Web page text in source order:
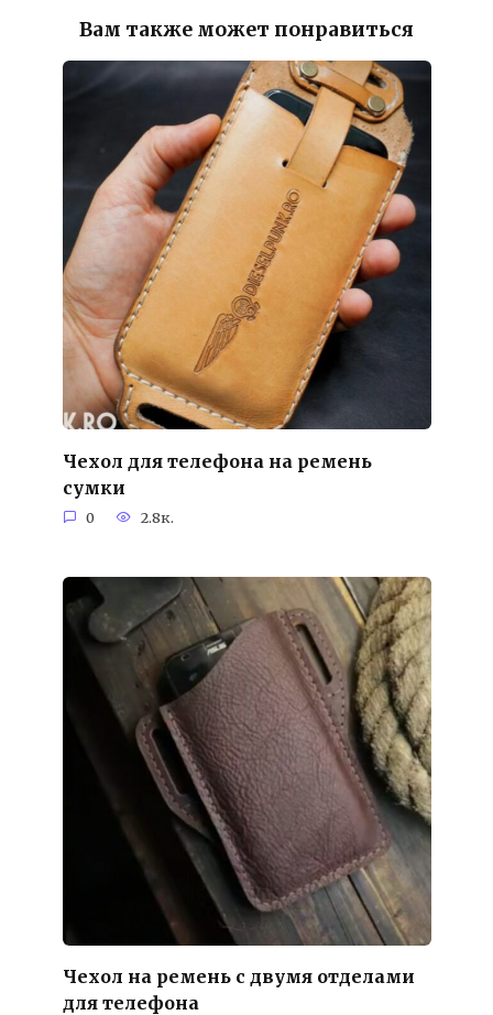
Вам также может понравиться
Чехол для телефона на ремень
сумки
0 2.8к.
Чехол на ремень с двумя отделами
для телефона